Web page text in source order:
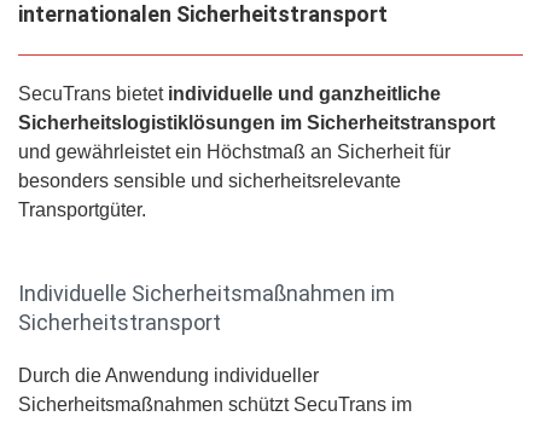
internationalen Sicherheitstransport
SecuTrans bietet individuelle und ganzheitliche
Sicherheitslogistiklösungen im Sicherheitstransport
und gewährleistet ein Höchstmaß an Sicherheit für
besonders sensible und sicherheitsrelevante
Transportgüter.
Individuelle Sicherheitsmaßnahmen im
Sicherheitstransport
Durch die Anwendung individueller
Sicherheitsmaßnahmen schützt SecuTrans im